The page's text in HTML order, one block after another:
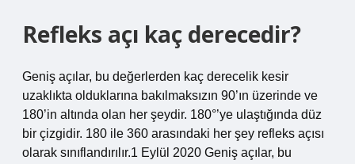
Refleks açı kaç derecedir?
Geniş açılar, bu değerlerden kaç derecelik kesir
uzaklıkta olduklarına bakılmaksızın 90’ın üzerinde ve
180’in altında olan her şeydir. 180°’ye ulaştığında düz
bir çizgidir. 180 ile 360 ​​arasındaki her şey refleks açısı
olarak sınıflandırılır.1 Eylül 2020 Geniş açılar, bu